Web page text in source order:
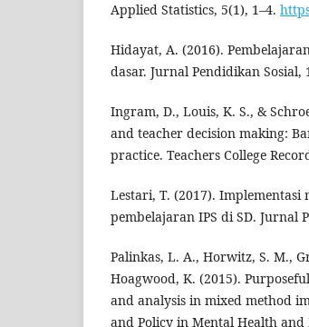
Applied Statistics, 5(1), 1–4.
Hidayat, A. (2016).
dasar. Jurnal Pendidikan Sosial,
Ingram, D., Louis, K. S., &
and teacher decision making:
practice. Teachers College
Lestari, T. (2017).
pembelajaran IPS di SD. Jurnal
Palinkas, L. A., Horwitz, S. M.,
Hoagwood, K. (2015).
and analysis in mixed method
and Policy in Mental Health and